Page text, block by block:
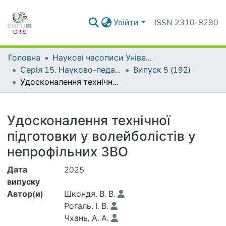
Увійти ISSN 2310-8290
Головна
Наукові часописи Університету
Серія 15. Науково-педагогічні проблеми фізичної культури (фізична культура і спорт)
Випуск 5 (192)
Удосконалення технічної підготовки у волейболістів у непрофільних ЗВО
Удосконалення технічної
підготовки у волейболістів у
непрофільних ЗВО
Дата
випуску
2025
Автор(и)
Шкондя, В. В.
Рогаль, І. В.
Чхань, А. А.